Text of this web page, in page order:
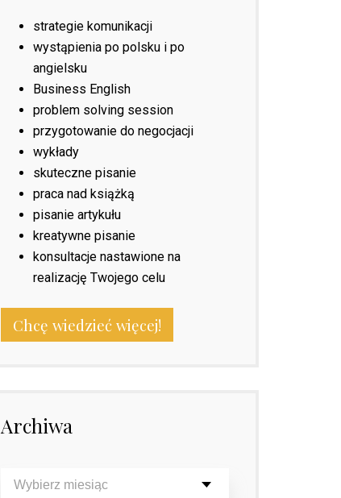
strategie komunikacji
wystąpienia po polsku i po
angielsku
Business English
problem solving session
przygotowanie do negocjacji
wykłady
skuteczne pisanie
praca nad książką
pisanie artykułu
kreatywne pisanie
konsultacje nastawione na
realizację Twojego celu
Chcę wiedzieć więcej!
Archiwa